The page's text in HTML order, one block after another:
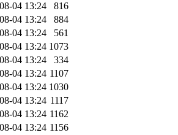
04 13:24
816
04 13:24
884
04 13:24
561
04 13:24 1073
04 13:24
334
04 13:24 1107
04 13:24 1030
04 13:24 1117
04 13:24 1162
04 13:24 1156